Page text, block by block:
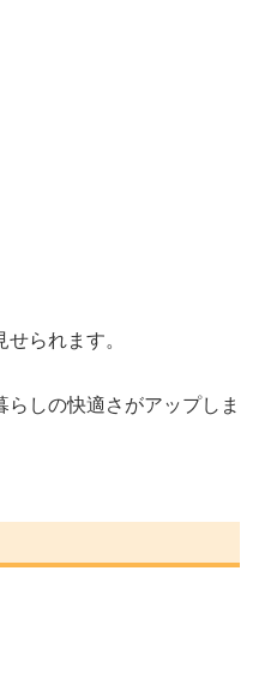
られます。
しの快適さがアップしま